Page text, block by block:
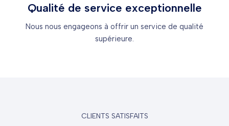
Qualité de service exceptionnelle
Nous nous engageons à offrir un service de qualité
supérieure.
CLIENTS SATISFAITS